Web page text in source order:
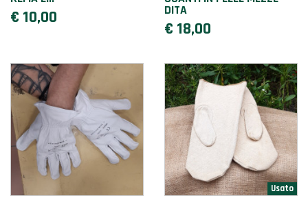
€ 10,00 DITA
€ 18,00